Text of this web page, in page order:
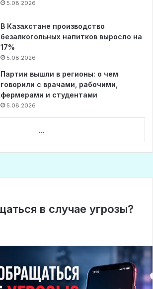
5.08.2026
В Казахстане производство
безалкогольных напитков выросло на
17%
5.08.2026
Партии вышли в регионы: о чем
говорили с врачами, рабочими,
фермерами и студентами
5.08.2026
...